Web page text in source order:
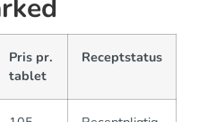
Pris pr.
tablet
Receptstatus